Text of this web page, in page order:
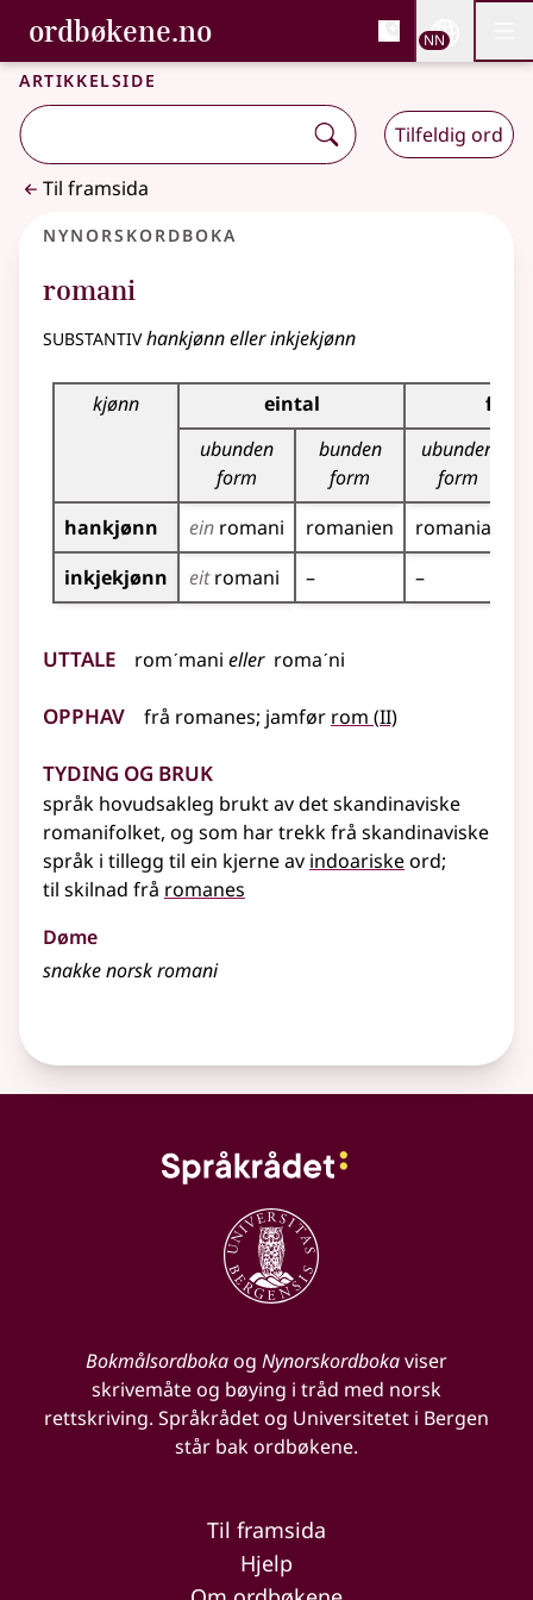
Gå til hovudinnhald
Tilgjenge
ordbøkene.no, Bokmålsordboka og
Bokmålsordboka og Nynorskordboka
NN
Artikkelside
Tilfeldig ord
Til framsida
Nynorskordboka
romani
substantivhankjønn eller inkjekjønn
Bøyningstabell for dette substantivet
kjønn eintal
ubunden
form
bunden
form
ubunden
form
hankjønn
ein romani romanien romaniar
inkjekjønn
eitromani – –
Uttale romˊmani eller romaˊni
Opphav frå romanes; jamfør rom (2
II)
Tyding og bruk
språk hovudsakleg brukt av det skandinaviske
romanifolket, og som har trekk frå skandinaviske
språk i tillegg til ein kjerne av indoariskeord;
til skilnad frå romanes
Døme
snakke norsk romani
Bokmålsordbokaog Nynorskordbokaviser
skrivemåte og bøying i tråd med norsk
rettskriving. Språkrådet og Universitetet i Bergen
står bak ordbøkene.
Til framsida
Hjelp